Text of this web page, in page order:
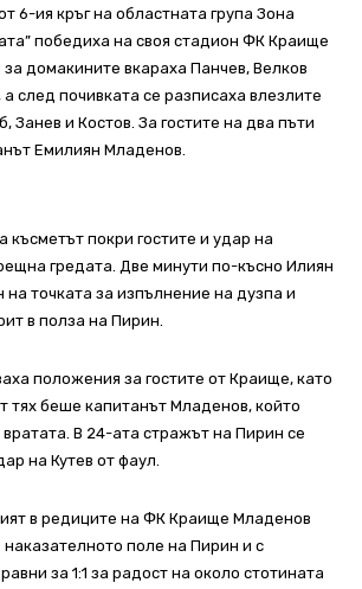
6-ия кръг на областната група Зона
победиха на своя стадион ФК Краище
домакините вкараха Панчев, Велков
а след почивката се разписаха влезлите
Занев и Костов. За гостите на два пъти
Емилиян Младенов.
покри гостите и удар на
гредата. Две минути по-късно Илиян
точката за изпълнение на дузпа и
в полза на Пирин.
положения за гостите от Краище, като
тях беше капитанът Младенов, който
вратата. В 24-ата стражът на Пирин се
на Кутев от фаул.
в редиците на ФК Краище Младенов
поле на Пирин и с
за 1:1 за радост на около стотината